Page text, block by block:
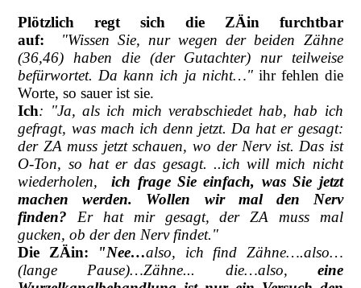
Plötzlich regt sich die ZÄin furchtbar
auf:
"Wissen Sie, nur wegen der beiden Zähne
(36,46) haben die (der Gutachter) nur teilweise
befürwortet. Da kann ich ja nicht…"ihr fehlen die
Worte, so sauer ist sie.
Ich: "Ja, als ich mich verabschiedet hab, hab ich
gefragt, was mach ich denn jetzt. Da hat er gesagt:
der ZA muss jetzt schauen, wo der Nerv ist. Das ist
O-Ton, so hat er das gesagt. ..ich will mich nicht
wiederholen,ich frage Sie einfach, was Sie jetzt
machen werden. Wollen wir mal den Nerv
finden? Er hat mir gesagt, der ZA muss mal
gucken, ob der den Nerv findet."
Die ZÄin:
"Nee…also, ich find Zähne….also…
(lange Pause)…Zähne... die…also, eine